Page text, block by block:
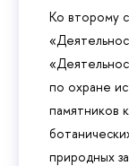
Ко второму
по охране
памятников
природных